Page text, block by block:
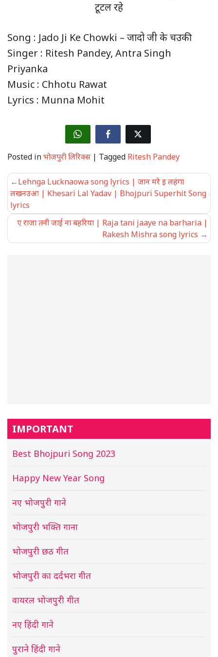
टूटल रहे
Song : Jado Ji Ke Chowki – जादो जी के चउकी
Singer : Ritesh Pandey, Antra Singh
Priyanka
Music : Chhotu Rawat
Lyrics : Munna Mohit
Posted inभोजपुरी लिरिक्स | Tagged Ritesh Pandey
Post
navigation
Lehnga Lucknaowa song lyrics | जान मरे इ लहंगा
लखनउआ | Khesari Lal Yadav | Bhojpuri Superhit Song
lyrics
ए राजा तनी जाई ना बहरिया | Raja tani jaaye na barharia |
Rakesh Mishra song lyrics
IMPORTANT
Best Bhojpuri Song 2023
Happy New Year Song
नए भोजपुरी गाने
भोजपुरी भक्ति गाना
भोजपुरी छठ गीत
भोजपुरी का दर्दभरा गीत
वायरल भोजपुरी गीत
नए हिंदी गाने
पुराने हिंदी गाने